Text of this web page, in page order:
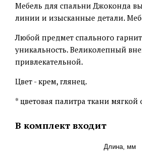
Мебель для спальни Джоконда
линии и изысканные детали.
Любой предмет спального
уникальность. Великолепный
привлекательной.
Цвет - крем, глянец.
* цветовая палитра ткани
В комплект входит
Длина, мм